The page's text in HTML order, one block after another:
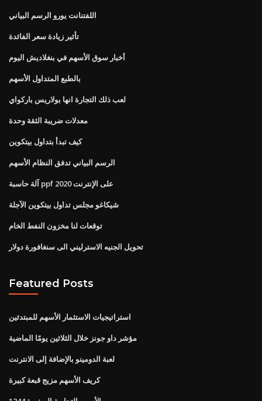
اللفتنانت يورو الرسم البياني
تأثير زيادة سعر الفائدة
أخبار سوق الأسهم في بنغلاديش اليوم
بالطبع المتداول الأسهم
لعب ذلك التجارة انها بولاريس باركواي
معدلات ضريبة الثقة وحدة
كيف تبدأ بتداول بيتكوين
الرسم البياني تدفق النظام الأسهم
آلة حاسبة ppf على الإنترنت 2020
شيكاغو مجلس تداول بيتكوين الآجلة
توقعات لنا مخزون النفط الخام
تحويل الجنيه الاسترليني الى سنغافورة دولار
Featured Posts
استراتيجيات الاستثمار الأسهم للمبتدئين
مؤشر داو جونز خلال الثلاثين يومًا الماضية
لعبة الدومينو بالإضافة إلى الانترنت
كريف الأسهم مزيج قبعة كبيرة